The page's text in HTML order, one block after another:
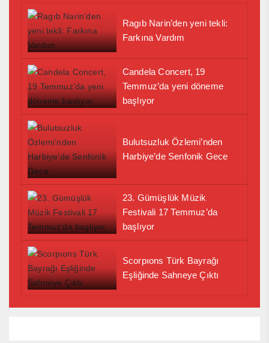
Ragıb Narin’den yeni tekli:
Farkına Vardım
Candela Concert, 19
Temmuz’da yeni döneme
başlıyor
Bulutsuzluk Özlemi’nden
Harbiye’de Senfonik Gece
23. Gümüşlük Müzik
Festivali 17 Temmuz’da
başlıyor
Scorpıons Türk Bayrağı
Eşliğinde Sahneye Çıktı